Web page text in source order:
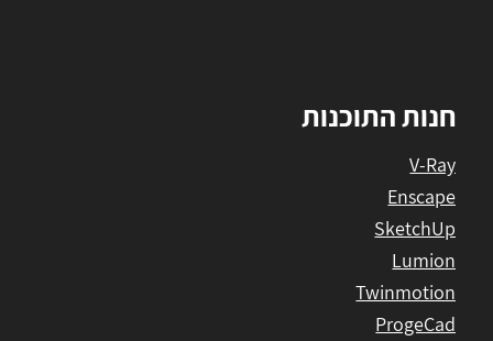
חנות התוכנות
V-Ray
Enscape
SketchUp
Lumion
Twinmotion
ProgeCad